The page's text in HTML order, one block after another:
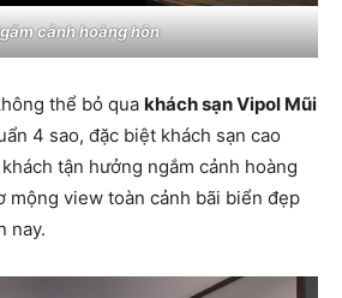
cảnh hoàng hôn
thể bỏ qua khách sạn Vipol Mũi
4 sao, đặc biệt khách sạn cao
tận hưởng ngắm cảnh hoàng
mộng view toàn cảnh bãi biển đẹp
nay.